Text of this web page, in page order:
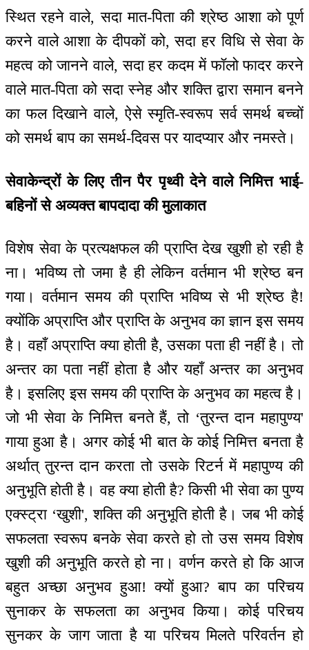
स्थित रहने वाले, सदा मात-पिता की श्रेष्ठ आशा को पूर्ण
करने वाले आशा के दीपकों को, सदा हर विधि से सेवा के
महत्व को जानने वाले, सदा हर कदम में फॉलो फादर करने
वाले मात-पिता को सदा स्नेह और शक्ति द्वारा समान बनने
का फल दिखाने वाले, ऐसे स्मृति-स्वरूप सर्व समर्थ बच्चों
को समर्थ बाप का समर्थ-दिवस पर यादप्यार और नमस्ते।
सेवाकेन्‍द्रों के लिए तीन पैर पृथ्वी देने वाले निमित्त भाई-
बहिनों से अव्यक्त बापदादा की मुलाकात
विशेष सेवा के प्रत्यक्षफल की प्राप्ति देख खुशी हो रही है
ना। भविष्य तो जमा है ही लेकिन वर्तमान भी श्रेष्ठ बन
गया। वर्तमान समय की प्राप्ति भविष्य से भी श्रेष्ठ है!
क्योंकि अप्राप्ति और प्राप्ति के अनुभव का ज्ञान इस समय
है। वहाँ अप्राप्ति क्या होती है, उसका पता ही नहीं है। तो
अन्तर का पता नहीं होता है और यहाँ अन्तर का अनुभव
है। इसलिए इस समय की प्राप्ति के अनुभव का महत्व है।
जो भी सेवा के निमित्त बनते हैं, तो ‘तुरन्त दान महापुण्य'
गाया हुआ है। अगर कोई भी बात के कोई निमित्त बनता है
अर्थात् तुरन्त दान करता तो उसके रिटर्न में महापुण्य की
अनुभूति होती है। वह क्या होती है? किसी भी सेवा का पुण्य
एक्स्ट्रा ‘खुशी', शक्ति की अनुभूति होती है। जब भी कोई
सफलता स्वरूप बनके सेवा करते हो तो उस समय विशेष
खुशी की अनुभूति करते हो ना। वर्णन करते हो कि आज
बहुत अच्छा अनुभव हुआ! क्यों हुआ? बाप का परिचय
सुनाकर के सफलता का अनुभव किया। कोई परिचय
सुनकर के जाग जाता है या परिचय मिलते परिवर्तन हो